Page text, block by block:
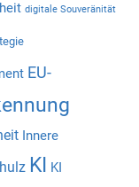
digitale Souveränität
EU-
Innere
KI KI